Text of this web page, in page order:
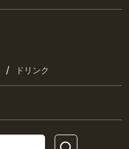
/ ドリンク